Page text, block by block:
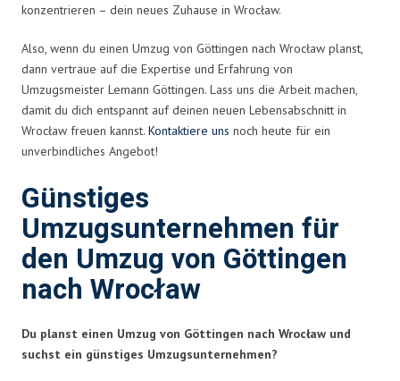
konzentrieren – dein neues Zuhause in Wrocław.
Also, wenn du einen Umzug von Göttingen nach Wrocław planst,
dann vertraue auf die Expertise und Erfahrung von
Umzugsmeister Lemann Göttingen. Lass uns die Arbeit machen,
damit du dich entspannt auf deinen neuen Lebensabschnitt in
Wrocław freuen kannst. Kontaktiere uns noch heute für ein
unverbindliches Angebot!
Günstiges
Umzugsunternehmen für
den Umzug von Göttingen
nach Wrocław
Du planst einen Umzug von Göttingen nach Wrocław und
suchst ein günstiges Umzugsunternehmen?